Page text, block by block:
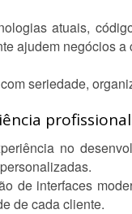
atuais,
ajudem negócios a
seriedade,
no
de interfaces
de cada cliente.